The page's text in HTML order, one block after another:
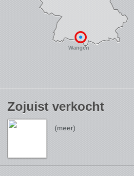
Wangen
Zojuist verkocht
(meer)